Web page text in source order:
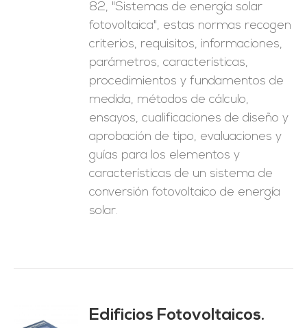
82, "Sistemas de energía solar
fotovoltaica", estas normas recogen
criterios, requisitos, informaciones,
parámetros, características,
procedimientos y fundamentos de
medida, métodos de cálculo,
ensayos, cualificaciones de diseño y
aprobación de tipo, evaluaciones y
guías para los elementos y
características de un sistema de
conversión fotovoltaico de energía
solar.
Edificios Fotovoltaicos.